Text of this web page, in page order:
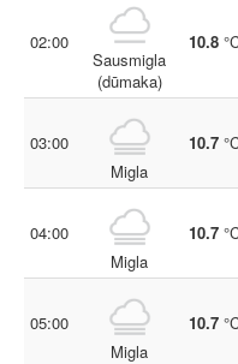
02:00
Sausmigla
(dūmaka)
10.8
03:00
Migla
10.7
04:00
Migla
10.7
05:00
Migla
10.7